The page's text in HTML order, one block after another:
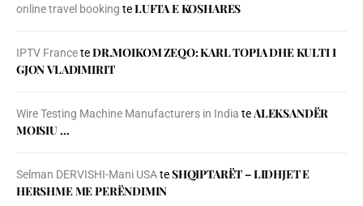
online travel booking teLUFTA E KOSHARES
IPTV FranceteDR.MOIKOM ZEQO: KARL TOPIA DHE KULTI I
GJON VLADIMIRIT
Wire Testing Machine Manufacturers in India teALEKSANDËR
MOISIU …
Selman DERVISHI-Mani USAteSHQIPTARËT – LIDHJET E
HERSHME ME PERËNDIMIN